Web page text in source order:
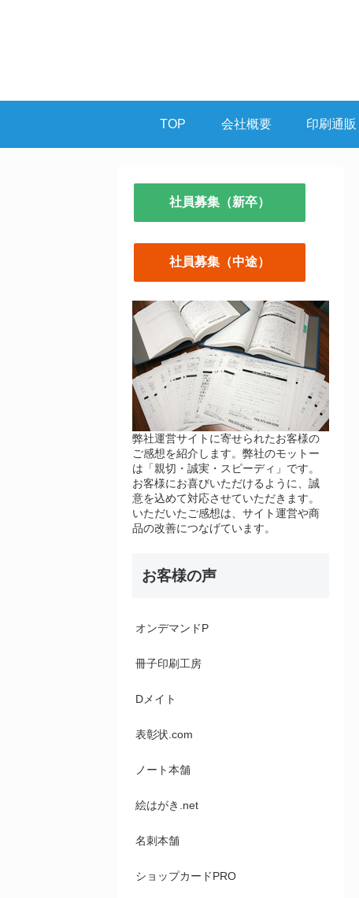
TOP 会社概要 印刷通販
社員募集（新卒）
社員募集（中途）
弊社運営サイトに寄せられたお客様の
ご感想を紹介します。弊社のモットー
は「親切・誠実・スピーディ」です。
お客様にお喜びいただけるように、誠
意を込めて対応させていただきます。
いただいたご感想は、サイト運営や商
品の改善につなげています。
お客様の声
オンデマンドP
冊子印刷工房
Dメイト
表彰状.com
ノート本舗
絵はがき.net
名刺本舗
ショップカードPRO